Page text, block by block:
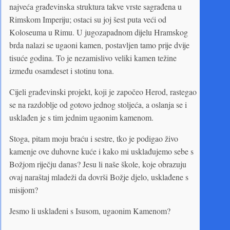
najveća građevinska struktura takve vrste sagrađena u
Rimskom Imperiju; ostaci su joj šest puta veći od
Koloseuma u Rimu. U jugozapadnom dijelu Hramskog
brda nalazi se ugaoni kamen, postavljen tamo prije dvije
tisuće godina. To je nezamislivo veliki kamen težine
između osamdeset i stotinu tona.
Cijeli građevinski projekt, koji je započeo Herod, rastegao
se na razdoblje od gotovo jednog stoljeća, a oslanja se i
usklađen je s tim jednim ugaonim kamenom.
Stoga, pitam moju braću i sestre, tko je podigao živo
kamenje ove duhovne kuće i kako mi usklađujemo sebe s
Božjom riječju danas? Jesu li naše škole, koje obrazuju
ovaj naraštaj mladeži da dovrši Božje djelo, usklađene s
misijom?
Jesmo li usklađeni s Isusom, ugaonim Kamenom?